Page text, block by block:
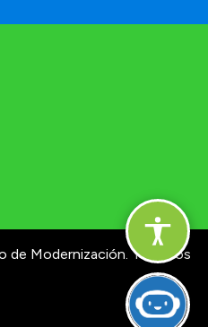
de Modernización. Términos